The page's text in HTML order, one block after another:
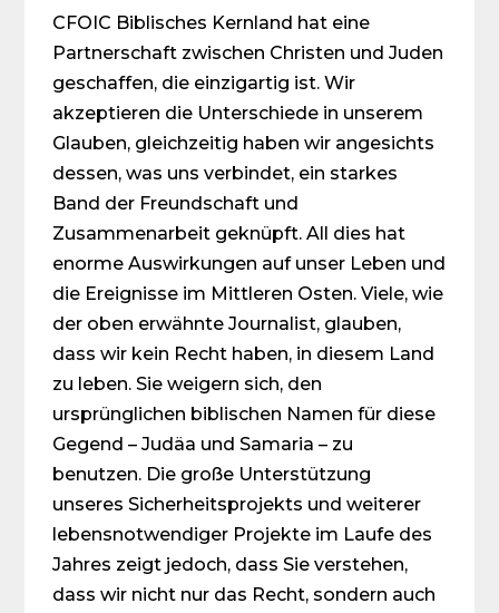
CFOIC Biblisches Kernland hat eine
Partnerschaft zwischen Christen und Juden
geschaffen, die einzigartig ist. Wir
akzeptieren die Unterschiede in unserem
Glauben, gleichzeitig haben wir angesichts
dessen, was uns verbindet, ein starkes
Band der Freundschaft und
Zusammenarbeit geknüpft. All dies hat
enorme Auswirkungen auf unser Leben und
die Ereignisse im Mittleren Osten. Viele, wie
der oben erwähnte Journalist, glauben,
dass wir kein Recht haben, in diesem Land
zu leben. Sie weigern sich, den
ursprünglichen biblischen Namen für diese
Gegend – Judäa und Samaria – zu
benutzen. Die große Unterstützung
unseres Sicherheitsprojekts und weiterer
lebensnotwendiger Projekte im Laufe des
Jahres zeigt jedoch, dass Sie verstehen,
dass wir nicht nur das Recht, sondern auch